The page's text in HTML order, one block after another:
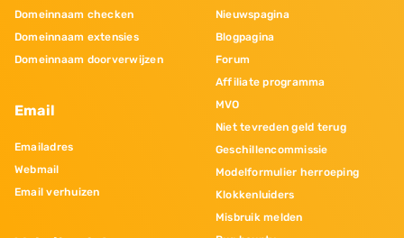
Domeinnaam checken
Domeinnaam extensies
Domeinnaam doorverwijzen
Email
Emailadres
Webmail
Email verhuizen
Nieuwspagina
Blogpagina
Forum
Affiliate programma
MVO
Niet tevreden geld terug
Geschillencommissie
Modelformulier herroeping
Klokkenluiders
Misbruik melden